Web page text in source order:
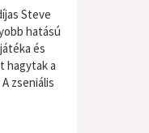
Steve
hatású
és
hagytak a
zseniális